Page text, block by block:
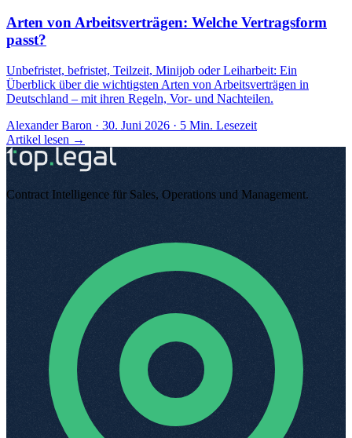
Arten von Arbeitsverträgen: Welche Vertragsform
passt?
Unbefristet, befristet, Teilzeit, Minijob oder Leiharbeit: Ein
Überblick über die wichtigsten Arten von Arbeitsverträgen in
Deutschland – mit ihren Regeln, Vor- und Nachteilen.
Alexander Baron · 30. Juni 2026 · 5 Min. Lesezeit
Artikel lesen →
Contract Intelligence für Sales, Operations und Management.